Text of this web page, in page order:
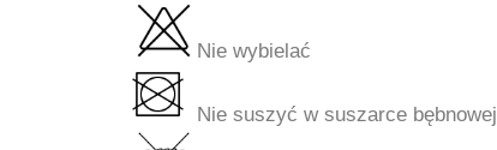
Nie wybielać
Nie suszyć w suszarce bębnowej